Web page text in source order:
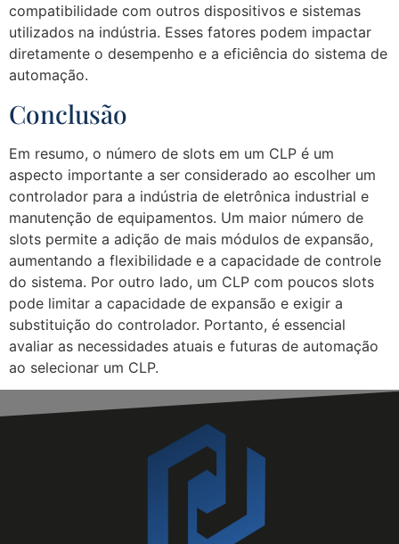
compatibilidade com outros dispositivos e sistemas
utilizados na indústria. Esses fatores podem impactar
diretamente o desempenho e a eficiência do sistema de
automação.
Conclusão
Em resumo, o número de slots em um CLP é um
aspecto importante a ser considerado ao escolher um
controlador para a indústria de eletrônica industrial e
manutenção de equipamentos. Um maior número de
slots permite a adição de mais módulos de expansão,
aumentando a flexibilidade e a capacidade de controle
do sistema. Por outro lado, um CLP com poucos slots
pode limitar a capacidade de expansão e exigir a
substituição do controlador. Portanto, é essencial
avaliar as necessidades atuais e futuras de automação
ao selecionar um CLP.